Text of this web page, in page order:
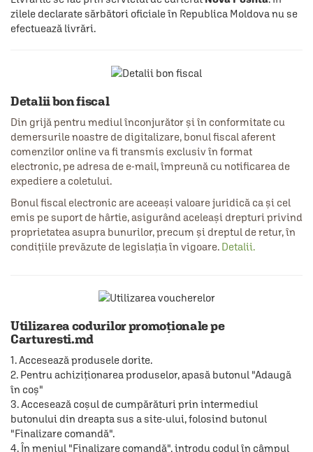
zilele declarate sărbători oficiale în Republica Moldova nu se
efectuează livrări.
Detalii bon fiscal
Din grijă pentru mediul înconjurător și în conformitate cu
demersurile noastre de digitalizare, bonul fiscal aferent
comenzilor online va fi transmis exclusiv în format
electronic, pe adresa de e-mail, împreună cu notificarea de
expediere a coletului.
Bonul fiscal electronic are aceeași valoare juridică ca și cel
emis pe suport de hârtie, asigurând aceleași drepturi privind
proprietatea asupra bunurilor, precum și dreptul de retur, în
condițiile prevăzute de legislația în vigoare. Detalii.
Utilizarea codurilor promoționale pe
Carturesti.md
1. Accesează produsele dorite.
2. Pentru achiziţionarea produselor, apasă butonul "Adaugă
în coș"
3. Accesează coşul de cumpărături prin intermediul
butonului din dreapta sus a site-ului, folosind butonul
"Finalizare comandă".
4. În meniul "Finalizare comandă", introdu codul în câmpul